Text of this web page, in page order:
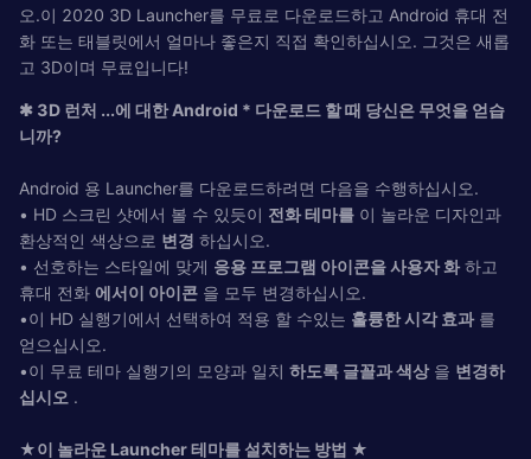
오.이 2020 3D Launcher를 무료로 다운로드하고 Android 휴대 전
화 또는 태블릿에서 얼마나 좋은지 직접 확인하십시오. 그것은 새롭
고 3D이며 무료입니다!
✱ 3D 런처 ...에 대한 Android * 다운로드 할 때 당신은 무엇을 얻습
니까?
Android 용 Launcher를 다운로드하려면 다음을 수행하십시오.
• HD 스크린 샷에서 볼 수 있듯이 전화 테마를 이 놀라운 디자인과
환상적인 색상으로 변경 하십시오.
• 선호하는 스타일에 맞게 응용 프로그램 아이콘을 사용자 화하고
휴대 전화 에서이 아이콘 을 모두 변경하십시오.
•이 HD 실행기에서 선택하여 적용 할 수있는 훌륭한 시각 효과를
얻으십시오.
•이 무료 테마 실행기의 모양과 일치 하도록 글꼴과 색상을 변경하
십시오 .
★이 놀라운 Launcher 테마를 설치하는 방법 ★